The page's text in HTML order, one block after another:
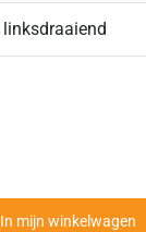
In mijn winkelwagen